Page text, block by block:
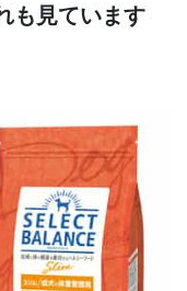
も見ています